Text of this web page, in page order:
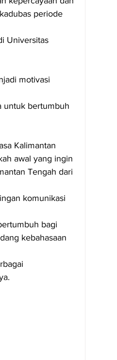
periode
Universitas
motivasi
untuk bertumbuh
Kalimantan
awal yang ingin
Tengah dari
komunikasi
bagi
kebahasaan